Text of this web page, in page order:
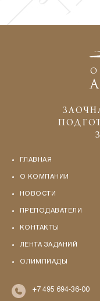
ГЛАВНАЯ
О КОМПАНИИ
НОВОСТИ
ПРЕПОДАВАТЕЛИ
КОНТАКТЫ
ЛЕНТА ЗАДАНИЙ
ОЛИМПИАДЫ
+7 495 694-36-00